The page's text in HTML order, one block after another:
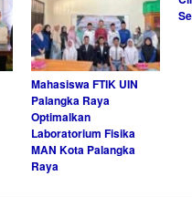
Mahasiswa FTIK UIN
Palangka Raya
Optimalkan
Laboratorium Fisika
MAN Kota Palangka
Raya